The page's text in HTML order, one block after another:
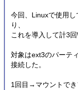
今回、Linuxで使用
り、
これを導入して計3
対象はext3のパーテ
接続した。
1回目→マウントでき